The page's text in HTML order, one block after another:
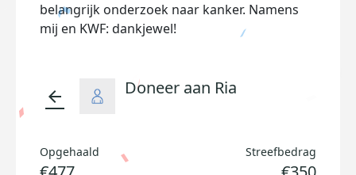
belangrijk onderzoek naar kanker. Namens
mij en KWF: dankjewel!
arrow_back Doneer aan Ria
Opgehaald Streefbedrag